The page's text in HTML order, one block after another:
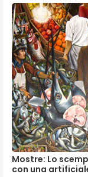
Mostre: Lo
con una